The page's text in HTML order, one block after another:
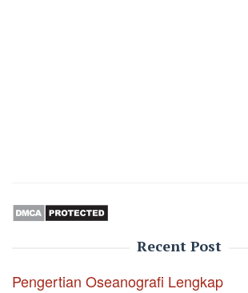
Recent Post
Pengertian Oseanografi Lengkap